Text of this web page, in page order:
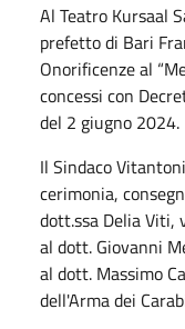
Al Teatro Kursaal
prefetto di Bari
Onorificenze al
concessi con
del 2 giugno 2024.
Il Sindaco
cerimonia,
dott.ssa Delia Viti,
al dott. Giovanni
al dott. Massimo
dell'Arma dei